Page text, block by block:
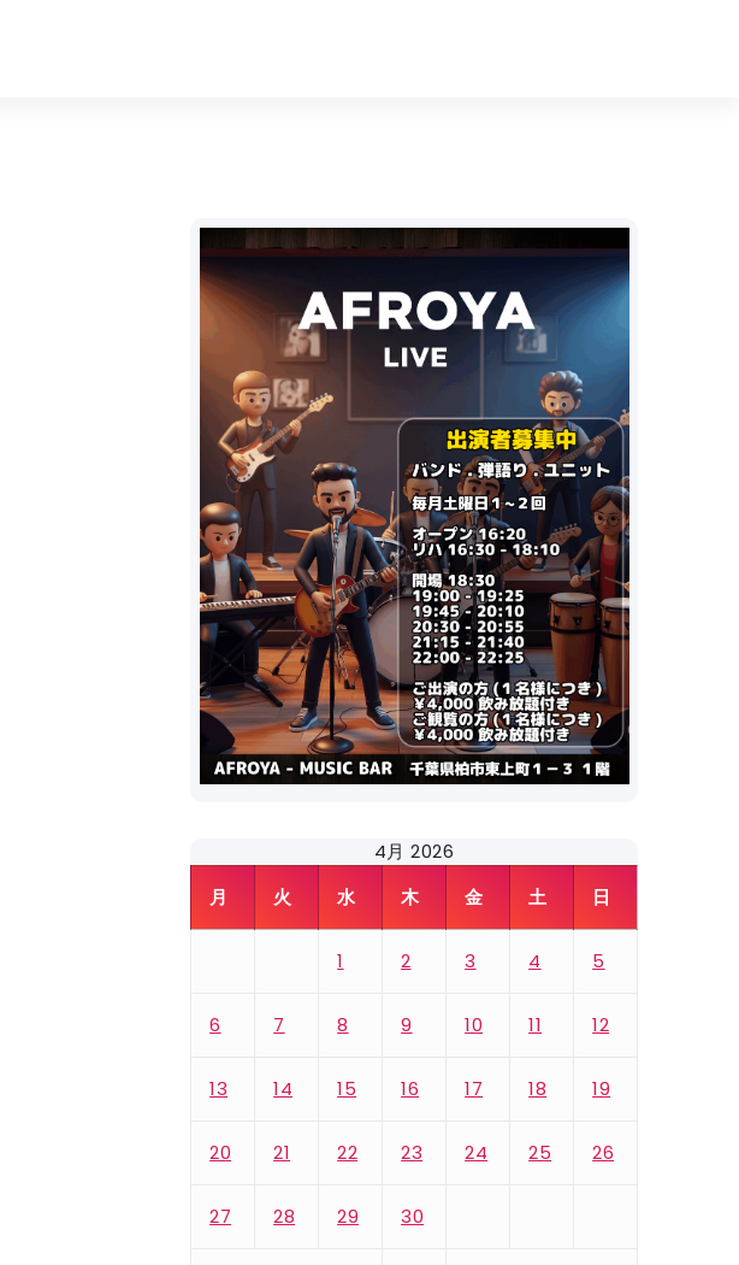
4月 2026
月
火 水 木 金 土 日
1 2 3 4 5
6 7 8 9 10 11 12
13 14 15 16 17 18 19
20 21 22 23 24 25 26
27 28 29 30